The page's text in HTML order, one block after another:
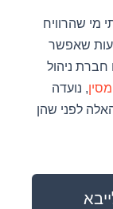
מי שהרוויח
שאפשר
ניהול
, נועדה
לפני שהן